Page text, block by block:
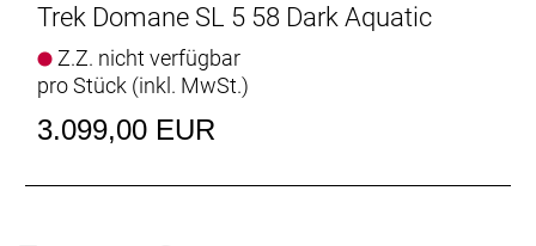
Ausgestattet ist es mit schnell rollenden 32 mm
breiten Reifen, aber dank der Reifenfreiheit bis 38-
mm-Reifen kannst du von glattem Asphalt bis
leichtem Schotter alles unter die Räder nehmen.
Dank im Unterrohr integriertem Staufach und
Trek Domane SL 5 58 Dark Aquatic
Z.Z. nicht verfügbar
pro Stück (inkl. MwSt.)
3.099,00 EUR